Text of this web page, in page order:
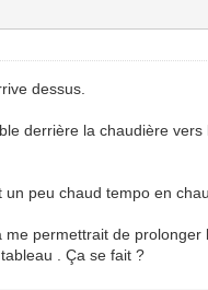
dessus.
derrière la chaudière vers
peu chaud tempo en
permettrait de
. Ça se fait ?